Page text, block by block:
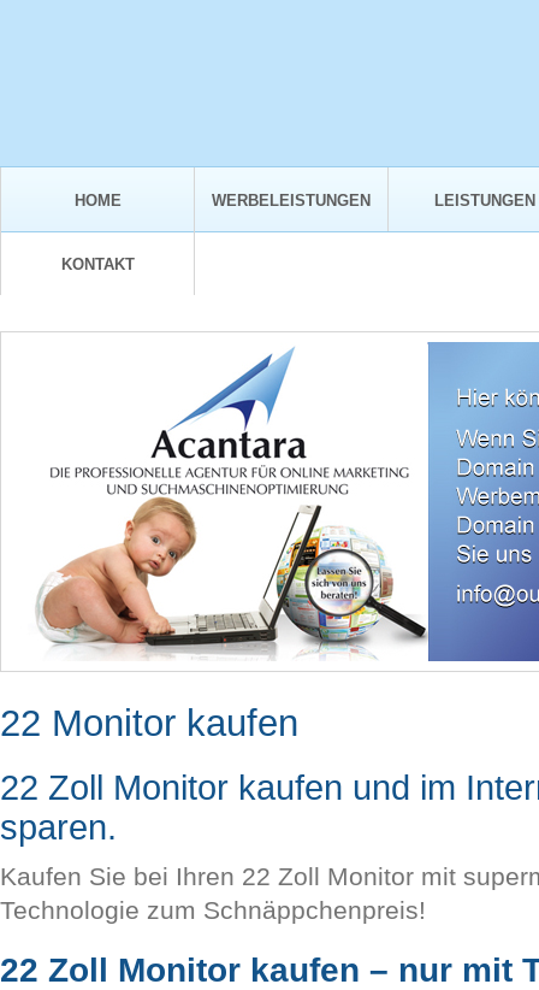
HOME WERBELEISTUNGEN LEISTUNGEN
KONTAKT
22 Monitor kaufen
22 Zoll Monitor kaufen und im
sparen.
Kaufen Sie bei Ihren 22 Zoll Monitor mit
Technologie zum Schnäppchenpreis!
22 Zoll Monitor kaufen – nur mit